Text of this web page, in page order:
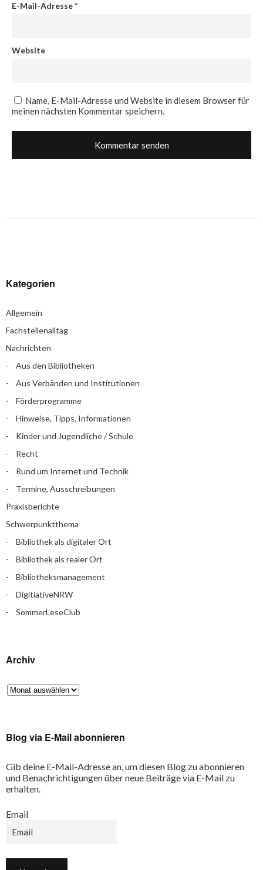
E-Mail-Adresse*
Website
Name, E-Mail-Adresse und Website in diesem Browser für
meinen nächsten Kommentar speichern.
Kategorien
Allgemein
Fachstellenalltag
Nachrichten
Aus den Bibliotheken
Aus Verbänden und Institutionen
Förderprogramme
Hinweise, Tipps, Informationen
Kinder und Jugendliche / Schule
Recht
Rund um Internet und Technik
Termine, Ausschreibungen
Praxisberichte
Schwerpunktthema
Bibliothek als digitaler Ort
Bibliothek als realer Ort
Bibliotheksmanagement
DigitiativeNRW
SommerLeseClub
Archiv
Blog via E-Mail abonnieren
Gib deine E-Mail-Adresse an, um diesen Blog zu abonnieren
und Benachrichtigungen über neue Beiträge via E-Mail zu
erhalten.
Email